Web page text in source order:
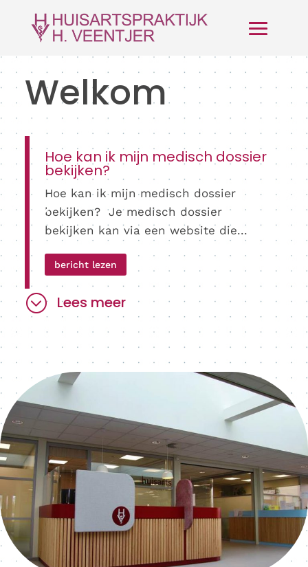
Welkom
Hoe kan ik mijn medisch dossier
bekijken?
Hoe kan ik mijn medisch dossier
bekijken? Je medisch dossier
bekijken kan via een website die...
bericht lezen
; Lees meer